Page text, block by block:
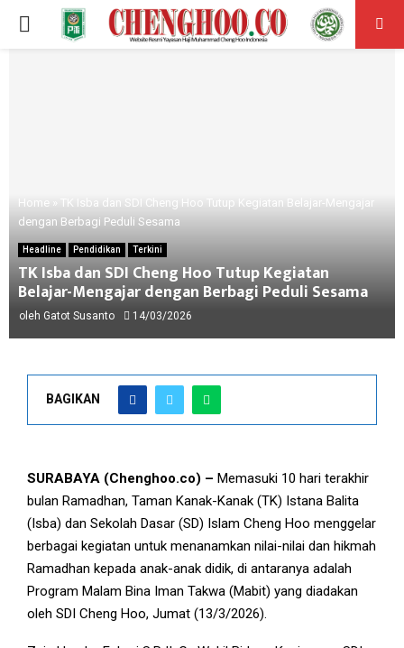
PRIMARY
Home » TK Isba dan SDI Cheng Hoo Tutup Kegiatan Belajar-Mengajar
dengan Berbagi Peduli Sesama
Headline Pendidikan Terkini
TK Isba dan SDI Cheng Hoo Tutup Kegiatan
Belajar-Mengajar dengan Berbagi Peduli Sesama
oleh Gatot Susanto 14/03/2026
BAGIKAN
Siswa TK Isba Berbagi Bingkisan dan Santunan Kepada Anak-
SURABAYA (Chenghoo.co) – Memasuki 10 hari terakhir
bulan Ramadhan, Taman Kanak-Kanak (TK) Istana Balita
(Isba) dan Sekolah Dasar (SD) Islam Cheng Hoo menggelar
berbagai kegiatan untuk menanamkan nilai-nilai dan hikmah
Ramadhan kepada anak-anak didik, di antaranya adalah
Program Malam Bina Iman Takwa (Mabit) yang diadakan
oleh SDI Cheng Hoo, Jumat (13/3/2026).